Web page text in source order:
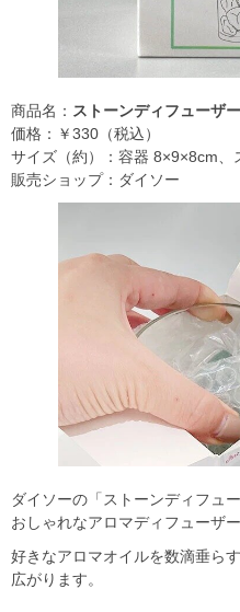
商品名： ストーンディフューザ
価格：￥330（税込）
サイズ（約）：容器 8×9×8cm、
販売ショップ：ダイソー
ダイソーの「ストーンディフュ
おしゃれなアロマディフューザー
好きなアロマオイルを数滴垂ら
広がります。